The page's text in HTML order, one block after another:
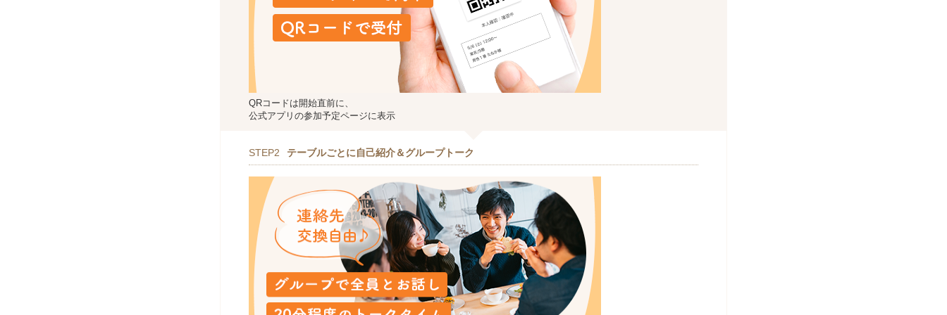
QRコードは開始直前に、
公式アプリの参加予定ページに表示
STEP2 テーブルごとに自己紹介＆グループトーク